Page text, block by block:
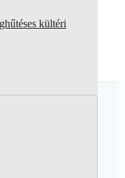
kültéri